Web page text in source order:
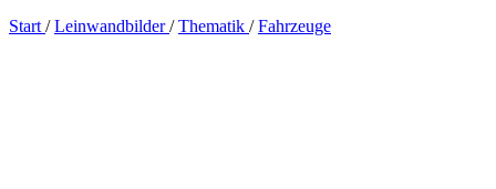
Start / Leinwandbilder/ Thematik / Fahrzeuge